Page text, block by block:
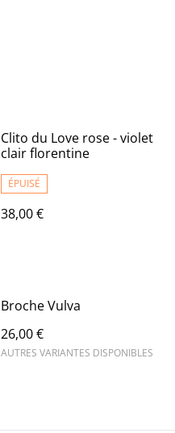
Clito du Love rose - violet
clair florentine
ÉPUISÉ
38,00 €
Broche Vulva
26,00 €
AUTRES VARIANTES DISPONIBLES